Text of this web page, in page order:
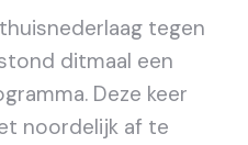
tegen
ditmaal een
Deze keer
noordelijk af te